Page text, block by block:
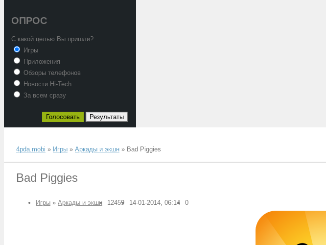
ОПРОС
С какой целью Вы пришли?
Игры
Приложения
Обзоры телефонов
Новости Hi-Tech
За всем сразу
Голосовать Результаты
4pda.mobi » Игры » Аркады и экшн » Bad Piggies
Bad Piggies
Игры » Аркады и экшн 12459 14-01-2014, 06:14 0